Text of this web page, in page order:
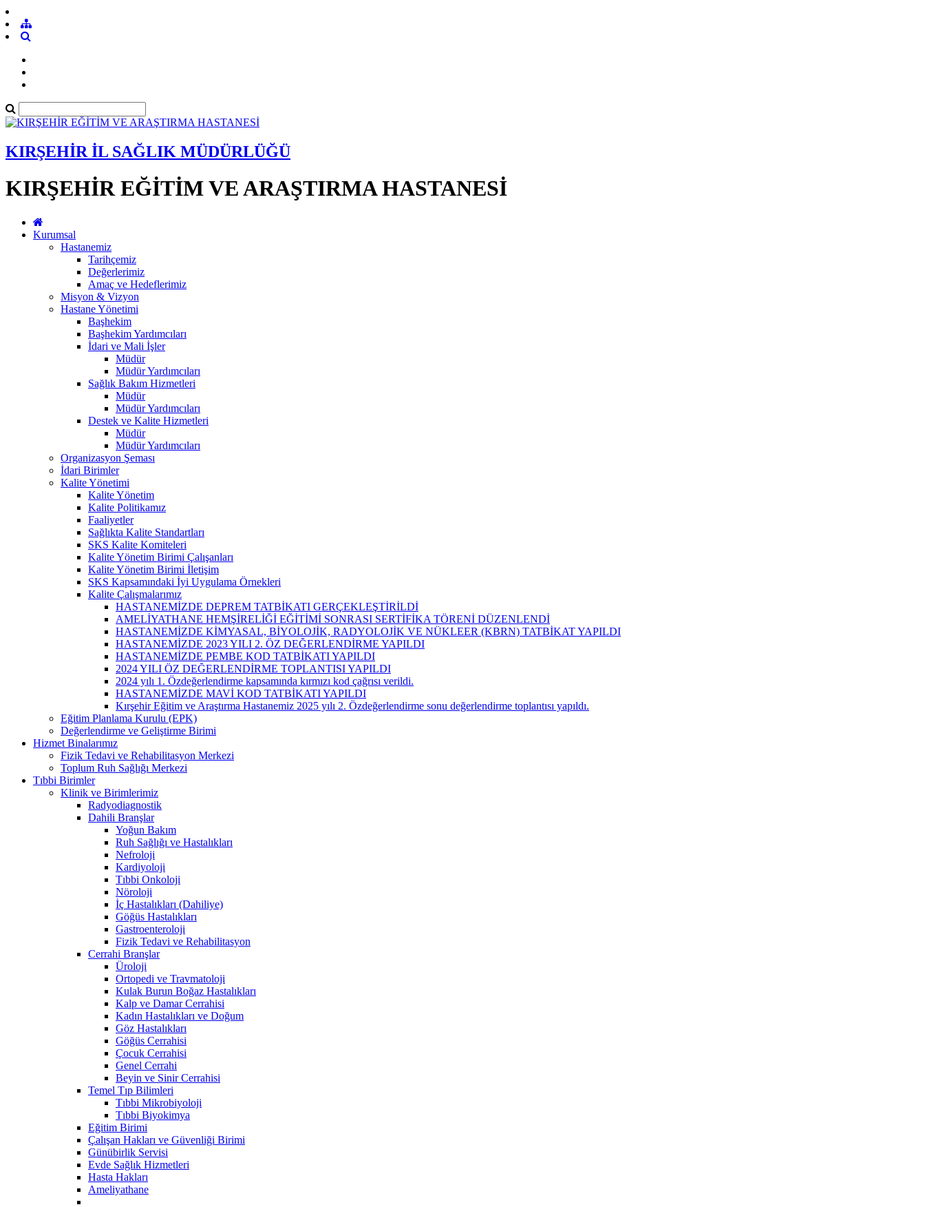
KIRŞEHİR İL SAĞLIK MÜDÜRLÜĞÜ
KIRŞEHİR EĞİTİM VE ARAŞTIRMA HASTANESİ
Kurumsal
Hastanemiz
Tarihçemiz
Değerlerimiz
Amaç ve Hedeflerimiz
Misyon & Vizyon
Hastane Yönetimi
Başhekim
Başhekim Yardımcıları
İdari ve Mali İşler
Müdür
Müdür Yardımcıları
Sağlık Bakım Hizmetleri
Müdür
Müdür Yardımcıları
Destek ve Kalite Hizmetleri
Müdür
Müdür Yardımcıları
Organizasyon Şeması
İdari Birimler
Kalite Yönetimi
Kalite Yönetim
Kalite Politikamız
Faaliyetler
Sağlıkta Kalite Standartları
SKS Kalite Komiteleri
Kalite Yönetim Birimi Çalışanları
Kalite Yönetim Birimi İletişim
SKS Kapsamındaki İyi Uygulama Örnekleri
Kalite Çalışmalarımız
HASTANEMİZDE DEPREM TATBİKATI GERÇEKLEŞTİRİLDİ
AMELİYATHANE HEMŞİRELİĞİ EĞİTİMİ SONRASI SERTİFİKA TÖRENİ DÜZENLENDİ
HASTANEMİZDE KİMYASAL, BİYOLOJİK, RADYOLOJİK VE NÜKLEER (KBRN) TATBİKAT YAPILDI
HASTANEMİZDE 2023 YILI 2. ÖZ DEĞERLENDİRME YAPILDI
HASTANEMİZDE PEMBE KOD TATBİKATI YAPILDI
2024 YILI ÖZ DEĞERLENDİRME TOPLANTISI YAPILDI
2024 yılı 1. Özdeğerlendirme kapsamında kırmızı kod çağrısı verildi.
HASTANEMİZDE MAVİ KOD TATBİKATI YAPILDI
Kırşehir Eğitim ve Araştırma Hastanemiz 2025 yılı 2. Özdeğerlendirme sonu değerlendirme toplantısı yapıldı.
Eğitim Planlama Kurulu (EPK)
Değerlendirme ve Geliştirme Birimi
Hizmet Binalarımız
Fizik Tedavi ve Rehabilitasyon Merkezi
Toplum Ruh Sağlığı Merkezi
Tıbbi Birimler
Klinik ve Birimlerimiz
Radyodiagnostik
Dahili Branşlar
Yoğun Bakım
Ruh Sağlığı ve Hastalıkları
Nefroloji
Kardiyoloji
Tıbbi Onkoloji
Nöroloji
İç Hastalıkları (Dahiliye)
Göğüs Hastalıkları
Gastroenteroloji
Fizik Tedavi ve Rehabilitasyon
Cerrahi Branşlar
Üroloji
Ortopedi ve Travmatoloji
Kulak Burun Boğaz Hastalıkları
Kalp ve Damar Cerrahisi
Kadın Hastalıkları ve Doğum
Göz Hastalıkları
Göğüs Cerrahisi
Çocuk Cerrahisi
Genel Cerrahi
Beyin ve Sinir Cerrahisi
Temel Tıp Bilimleri
Tıbbi Mikrobiyoloji
Tıbbi Biyokimya
Eğitim Birimi
Çalışan Hakları ve Güvenliği Birimi
Günübirlik Servisi
Evde Sağlık Hizmetleri
Hasta Hakları
Ameliyathane